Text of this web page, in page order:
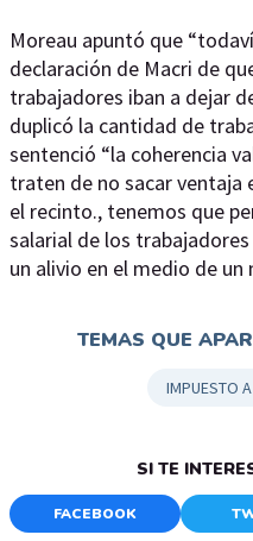
Moreau apuntó que
declaración de Macri de
trabajadores iban a dejar
duplicó la cantidad de
sentenció “la coherencia
traten de no sacar ventaja
el recinto., tenemos que
salarial de los
un alivio en el medio de
TEMAS QUE
IMPUESTO
SI TE
FACEBOOK